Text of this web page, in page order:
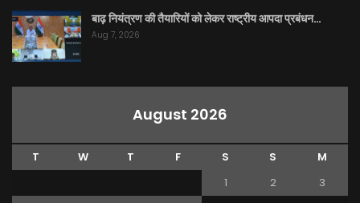
बाढ़ नियंत्रण की तैयारियों को लेकर राष्ट्रीय आपदा प्रबंधन…
Aug 7, 2026
August 2026
T W T F S S
M
1
2
3